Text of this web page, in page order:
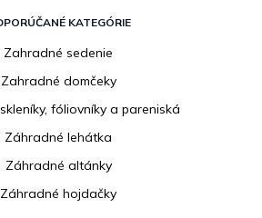
KATEGÓRIE
Zahradné sedenie
Zahradné domčeky
fóliovníky a pareniská
Záhradné lehátka
Záhradné altánky
Záhradné hojdačky